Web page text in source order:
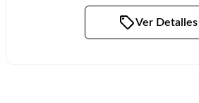
Ver Detalles